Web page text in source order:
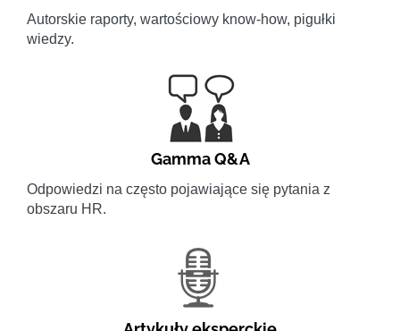
Autorskie raporty, wartościowy know-how, pigułki
wiedzy.
Gamma Q&A
Odpowiedzi na często pojawiające się pytania z
obszaru HR.